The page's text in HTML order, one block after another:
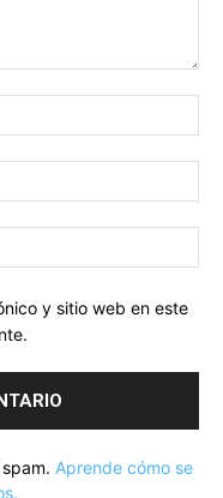
y sitio web en este
Aprende cómo se